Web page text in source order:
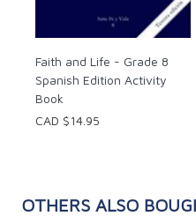
Faith and Life - Grade 8
Spanish Edition Activity
Book
CAD $14.95
OTHERS ALSO